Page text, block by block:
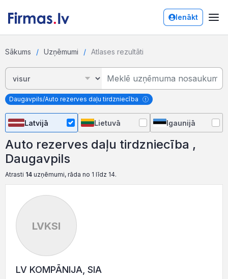
Ienākt
Sākums Uzņēmumi Atlases rezultāti
Daugavpils/Auto rezerves daļu tirdzniecība
Latvijā Lietuvā Igaunijā
Auto rezerves daļu tirdzniecība ,
Daugavpils
Atrasti 14 uzņēmumi, rāda no 1 līdz 14.
LVKSI
LV KOMPĀNIJA, SIA